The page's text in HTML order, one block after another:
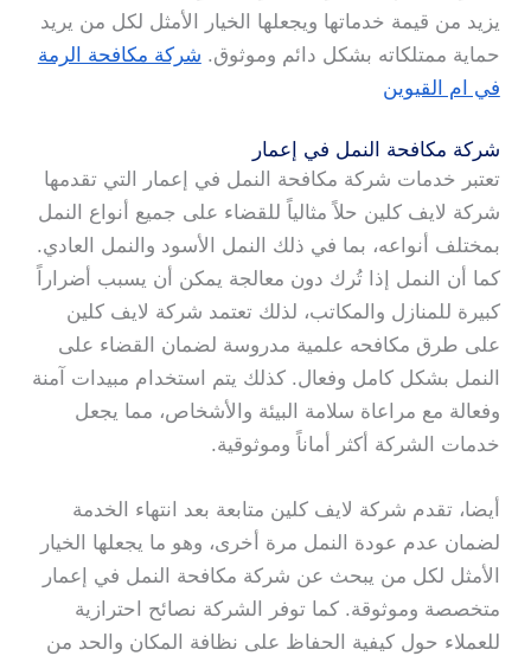
يزيد من قيمة خدماتها ويجعلها الخيار الأمثل لكل من يريد
حماية ممتلكاته بشكل دائم وموثوق. شركة مكافحة الرمة
في ام القيوين
شركة مكافحة النمل في إعمار
تعتبر خدمات شركة مكافحة النمل في إعمار التي تقدمها
شركة لايف كلين حلاً مثالياً للقضاء على جميع أنواع النمل
بمختلف أنواعه، بما في ذلك النمل الأسود والنمل العادي.
كما أن النمل إذا تُرك دون معالجة يمكن أن يسبب أضراراً
كبيرة للمنازل والمكاتب، لذلك تعتمد شركة لايف كلين
على طرق مكافحه علمية مدروسة لضمان القضاء على
النمل بشكل كامل وفعال. كذلك يتم استخدام مبيدات آمنة
وفعالة مع مراعاة سلامة البيئة والأشخاص، مما يجعل
خدمات الشركة أكثر أماناً وموثوقية.
أيضا، تقدم شركة لايف كلين متابعة بعد انتهاء الخدمة
لضمان عدم عودة النمل مرة أخرى، وهو ما يجعلها الخيار
الأمثل لكل من يبحث عن شركة مكافحة النمل في إعمار
متخصصة وموثوقة. كما توفر الشركة نصائح احترازية
للعملاء حول كيفية الحفاظ على نظافة المكان والحد من